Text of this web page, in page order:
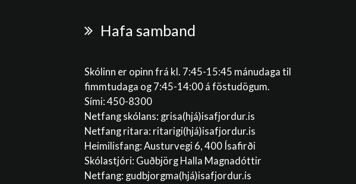
Hafa samband
Skólinn er opinn frá kl. 7:45-15:45 mánudaga til
fimmtudaga og 7:45-14:00 á föstudögum.
Sími: 450-8300
Netfang skólans: grisa(hjá)isafjordur.is
Netfang ritara: ritarigi(hjá)isafjordur.is
Heimilisfang: Austurvegi 6, 400 Ísafirði
Skólastjóri: Guðbjörg Halla Magnadóttir
Netfang: gudbjorgma(hjá)isafjordur.is